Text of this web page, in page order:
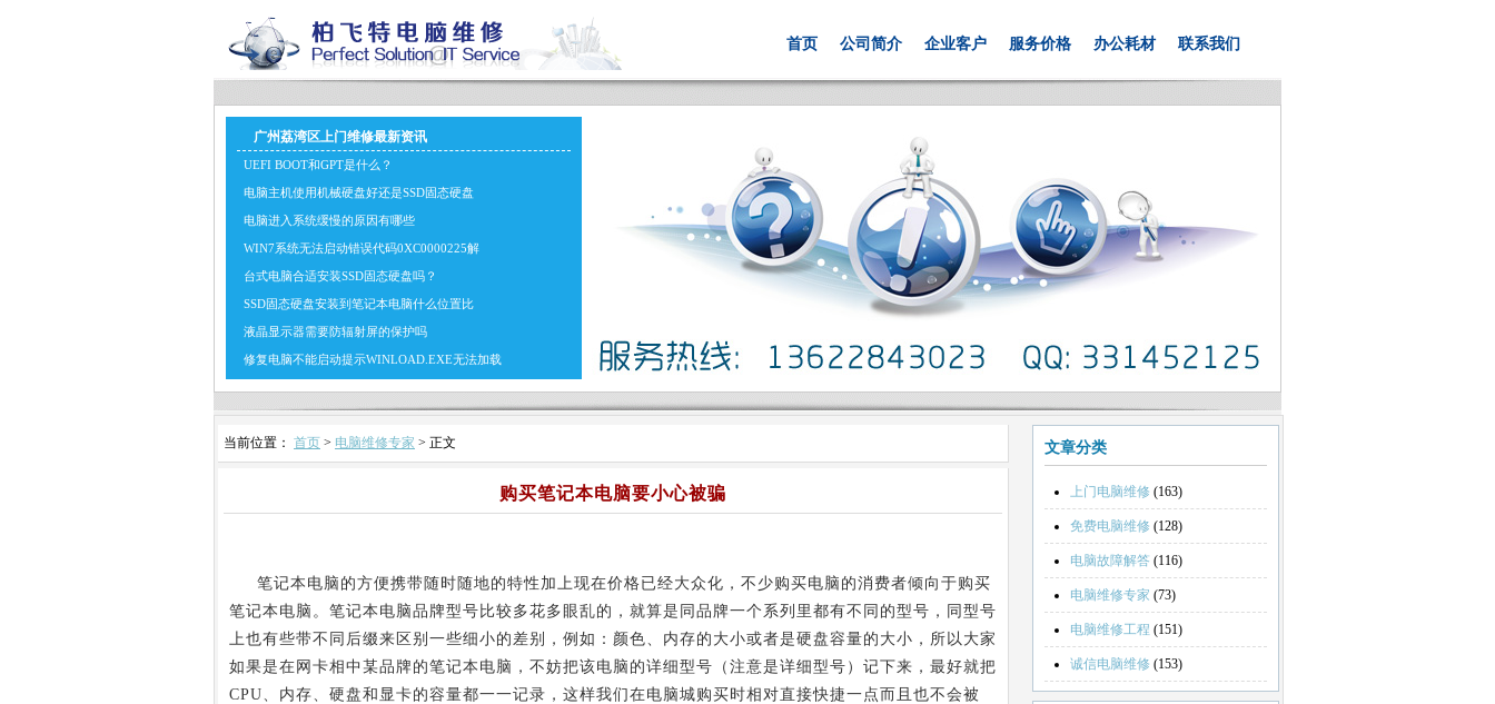
首页 公司简介 企业客户 服务价格 办公耗材 联系我们
广州荔湾区上门维修最新资讯
UEFI BOOT和GPT是什么？
电脑主机使用机械硬盘好还是SSD固态硬盘
电脑进入系统缓慢的原因有哪些
WIN7系统无法启动错误代码0XC0000225解
台式电脑合适安装SSD固态硬盘吗？
SSD固态硬盘安装到笔记本电脑什么位置比
液晶显示器需要防辐射屏的保护吗
修复电脑不能启动提示WINLOAD.EXE无法加载
当前位置： 首页 > 电脑维修专家 > 正文
购买笔记本电脑要小心被骗
笔记本电脑的方便携带随时随地的特性加上现在价格已经大众化，不少购买电脑的消费者倾向于购买
笔记本电脑。笔记本电脑品牌型号比较多花多眼乱的，就算是同品牌一个系列里都有不同的型号，同型号
上也有些带不同后缀来区别一些细小的差别，例如：颜色、内存的大小或者是硬盘容量的大小，所以大家
如果是在网卡相中某品牌的笔记本电脑，不妨把该电脑的详细型号（注意是详细型号）记下来，最好就把
CPU、内存、硬盘和显卡的容量都一一记录，这样我们在电脑城购买时相对直接快捷一点而且也不会被
文章分类
上门电脑维修 (163)
免费电脑维修 (128)
电脑故障解答 (116)
电脑维修专家 (73)
电脑维修工程 (151)
诚信电脑维修 (153)